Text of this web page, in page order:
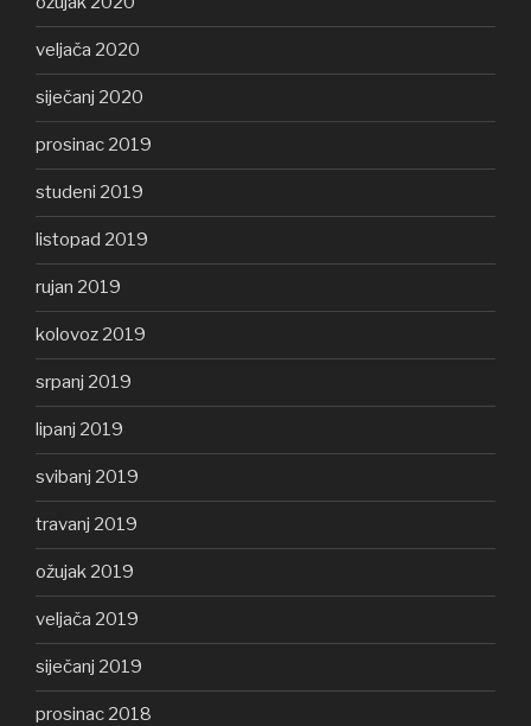
veljača 2020
siječanj 2020
prosinac 2019
studeni 2019
listopad 2019
rujan 2019
kolovoz 2019
srpanj 2019
lipanj 2019
svibanj 2019
travanj 2019
ožujak 2019
veljača 2019
siječanj 2019
prosinac 2018